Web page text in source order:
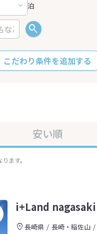
泊
こだわり条件を追加する
安い順
ます。
i+Land nagasaki
長崎県 長崎・稲佐山